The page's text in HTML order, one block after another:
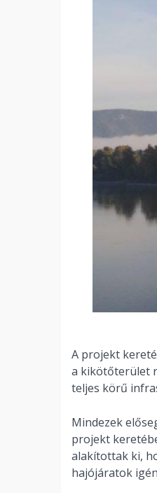
A projekt
a kikötőterület
teljes körű
Mindezek
projekt
alakítottak ki,
hajójáratok